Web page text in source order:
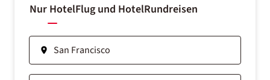
Nur HotelFlug und HotelRundreisen